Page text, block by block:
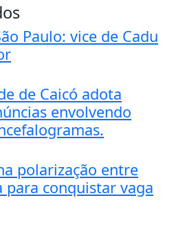
Paulo: vice de Cadu
de Caicó adota
envolvendo
polarização entre
conquistar vaga